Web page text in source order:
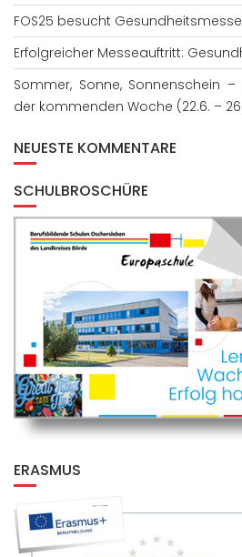
FOS25 besucht
Erfolgreicher Messeauftritt:
Sommer, Sonne, Sonnenschein
der kommenden Woche (22.6. –
NEUESTE KOMMENTARE
SCHULBROSCHÜRE
ERASMUS